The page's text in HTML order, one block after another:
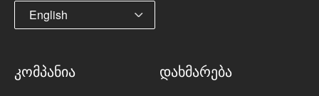
English
კომპანია დახმარება